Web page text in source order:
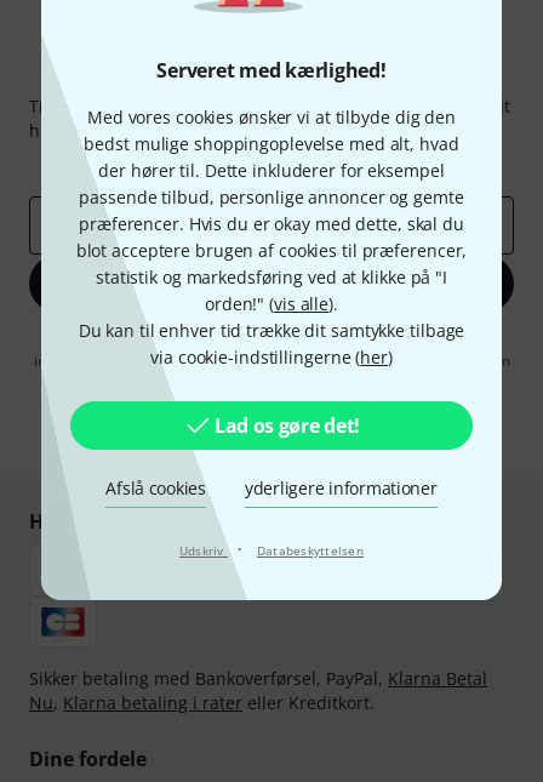
Serveret med kærlighed!
Med vores cookies ønsker vi at tilbyde dig den
bedst mulige shoppingoplevelse med alt, hvad
der hører til. Dette inkluderer for eksempel
passende tilbud, personlige annoncer og gemte
præferencer. Hvis du er okay med dette, skal du
blot acceptere brugen af cookies til præferencer,
statistik og markedsføring ved at klikke på "I
orden!" (vis alle).
Du kan til enhver tid trække dit samtykke tilbage
via cookie-indstillingerne (her)
Lad os gøre det!
Afslå cookies yderligere informationer
Udskriv · Databeskyttelsen
Thomann Newsletter
Tilmeld dig Thomann Nyhedsbrevet på engelsk og med lidt
held kan du vinde en af50 gavekorthver værdi 50 €
Inspirerende bidrag
Tilbud Thomann-indsigter
Email adresse*
Tilmeld dig nu
Når jeg klikker på "Tilmeld dig nu", erklærer jeg mig samtidig
indforstået med at modtage e-mail-reklame. Dette tilsagn kan når som
helst trækkes tilbage. Find yderligere informationer i vores
informationer om databeskyttelse.
* Obligatorisk felt
Handl og betal sikkert
Sikker betaling med Bankoverførsel, PayPal, Klarna Betal
Nu, Klarna betaling i rater eller Kreditkort.
Dine fordele